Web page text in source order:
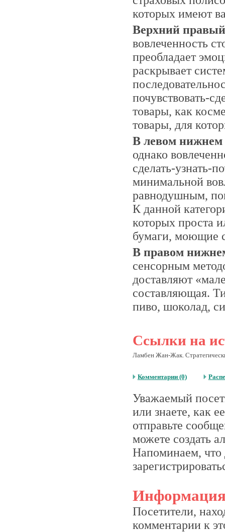
которых имеют
Верхний
вовлеченность
преобладает
раскрывает
почувствовать-
товары, как
товары, для
В левом нижнем
однако
сделать-узнать-
минимальной
равнодушным,
К данной
которых проста
бумаги, моющие
В правом
сенсорным
доставляют
составляющая.
пиво, шоколад,
Ссылки на
Ламбен Жан-Жак.
Комментарии (0)
Уважаемый
или знаете, как
отправьте
можете создать
Напоминаем, что
Посетители,
комментарии к